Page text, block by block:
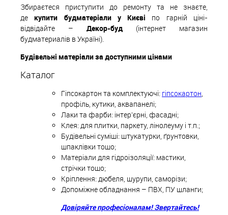
Збираєтеся приступити до ремонту та не знаєте,
де
купити будматеріали у Києві по гарній ціні-
відвідайте – Декор-буд (інтернет магазин
будматериалів в Україні).
Будівельні матеріали за доступними цінами
Каталог
Гіпсокартон та комплектуючі: гіпсокартон
профіль, кутики, аквапанелі;
Лаки та фарби: інтер'єрні, фасадні;
Клея: для плитки, паркету, лінолеуму і т.п.;
Будівельні суміші: штукатурки, ґрунтовки,
шпаклівки тощо;
Матеріали для гідроізоляції: мастики,
стрічки тощо;
Кріплення: дюбеля, шурупи, саморізи;
Допоміжне обладнання – ПВХ, ПУ шланги;
Довіряйте професіоналам! Звертайтесь!